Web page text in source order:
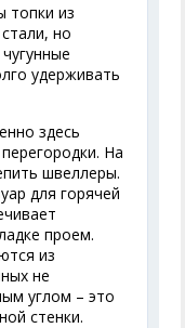
топки из
но
удерживать
здесь
На
швеллеры.
для горячей
проем.
из
не
углом – это
стенки.